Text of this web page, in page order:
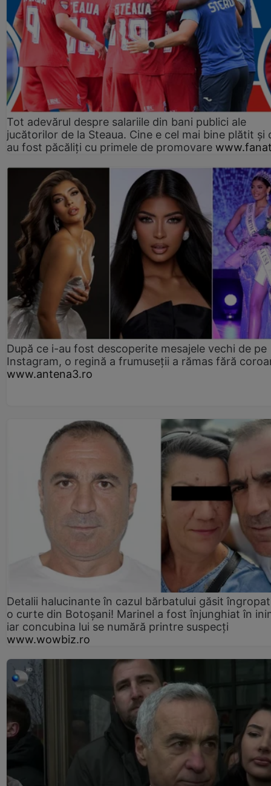
Tot adevărul despre salariile din bani publici ale
jucătorilor de la Steaua. Cine e cel mai bine plătit și
au fost păcăliți cu primele de promovare
După ce i-au fost descoperite mesajele vechi de pe
Instagram, o regină a frumuseții a rămas fără
www.antena3.ro
Detalii halucinante în cazul bărbatului găsit
o curte din Botoșani! Marinel a fost înjunghiat în
iar concubina lui se numără printre suspecți
www.wowbiz.ro